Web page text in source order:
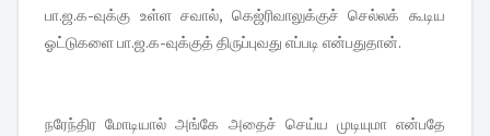
பா.ஜ.க-வுக்கு உள்ள சவால், கெஜ்ரிவாலுக்குச் செல்லக் கூடிய
ஓட்டுகளை பா.ஜ.க-வுக்குத் திருப்புவது எப்படி என்பதுதான்.
நரேந்திர மோடியால் அங்கே அதைச் செய்ய முடியுமா என்பதே